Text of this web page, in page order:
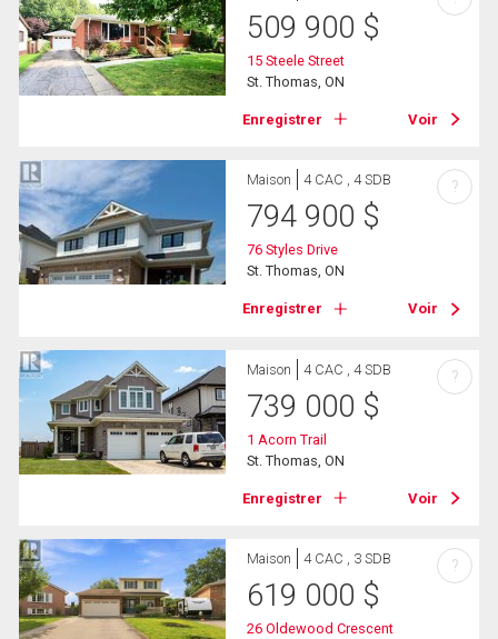
509 900 $
15 Steele Street
St. Thomas, ON
Enregistrer Voir
Maison 4 CAC , 4 SDB
794 900 $
76 Styles Drive
St. Thomas, ON
Enregistrer Voir
?
Maison 4 CAC , 4 SDB
739 000 $
1 Acorn Trail
St. Thomas, ON
Enregistrer Voir
?
Maison 4 CAC , 3 SDB
619 000 $
26 Oldewood Crescent
?